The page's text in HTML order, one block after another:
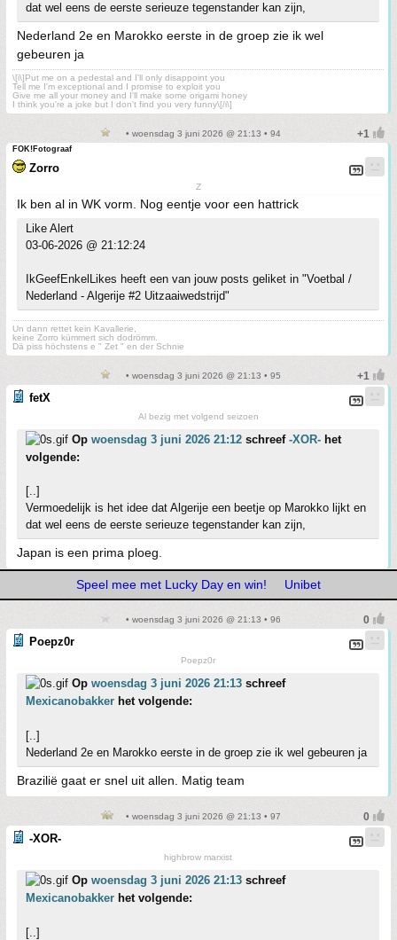
dat wel eens de eerste serieuze tegenstander kan zijn,
Nederland 2e en Marokko eerste in de groep zie ik wel
gebeuren ja
\[i\]Put me on a pedestal and I'll only disappoint you
Tell me I'm exceptional and I promise to exploit you
Give me all your money and I'll make some origami honey
I think you're a joke but I don't find you very funny\[/i\]
• woensdag 3 juni 2026 @ 21:13 • 94
FOK!Fotograaf
Zorro
Z
Ik ben al in WK vorm. Nog eentje voor een hattrick
Like Alert
03-06-2026 @ 21:12:24
IkGeefEnkelLikes heeft een van jouw posts geliket in "Voetbal /
Nederland - Algerije #2 Uitzaaiwedstrijd"
Un dann rettet kein Kavallerie,
keine Zorro kümmert sich dodrömm.
Dä piss höchstens e " Zet " en der Schnie
• woensdag 3 juni 2026 @ 21:13 • 95
fetX
Al bezig met volgend seizoen
Op woensdag 3 juni 2026 21:12 schreef -XOR- het
volgende:
[..]
Vermoedelijk is het idee dat Algerije een beetje op Marokko lijkt en
dat wel eens de eerste serieuze tegenstander kan zijn,
Japan is een prima ploeg.
Speel mee met Lucky Day en win! Unibet
• woensdag 3 juni 2026 @ 21:13 • 96
Poepz0r
Poepz0r
Op woensdag 3 juni 2026 21:13 schreef
Mexicanobakker het volgende:
[..]
Nederland 2e en Marokko eerste in de groep zie ik wel gebeuren ja
Brazilië gaat er snel uit allen. Matig team
• woensdag 3 juni 2026 @ 21:13 • 97
-XOR-
highbrow marxist
Op woensdag 3 juni 2026 21:13 schreef
Mexicanobakker het volgende:
[..]